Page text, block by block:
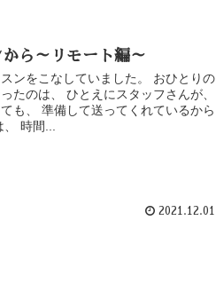
ら～リモート編～
ンをこなしていました。 おひとりの
たのは、 ひとえにスタッフさんが、
も、 準備して送ってくれているから
時間...
2021.12.01